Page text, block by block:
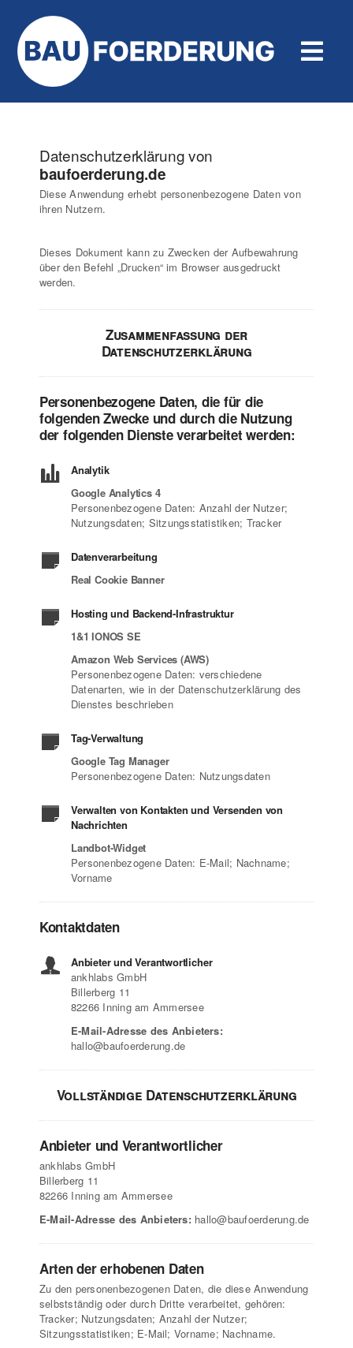
Inhalt
springen
Datenschutzerklärung von
baufoerderung.de
Diese Anwendung erhebt personenbezogene Daten von
ihren Nutzern.
Dieses Dokument kann zu Zwecken der Aufbewahrung
über den Befehl „Drucken“ im Browser ausgedruckt
werden.
Zusammenfassung der
Datenschutzerklärung
Personenbezogene Daten, die für die
folgenden Zwecke und durch die Nutzung
der folgenden Dienste verarbeitet werden:
Analytik
Google Analytics 4
Personenbezogene Daten: Anzahl der Nutzer;
Nutzungsdaten; Sitzungsstatistiken; Tracker
Datenverarbeitung
Real Cookie Banner
Hosting und Backend-Infrastruktur
1&1 IONOS SE
Amazon Web Services (AWS)
Personenbezogene Daten: verschiedene
Datenarten, wie in der Datenschutzerklärung des
Dienstes beschrieben
Tag-Verwaltung
Google Tag Manager
Personenbezogene Daten: Nutzungsdaten
Verwalten von Kontakten und Versenden von
Nachrichten
Landbot-Widget
Personenbezogene Daten: E-Mail; Nachname;
Vorname
Kontaktdaten
Anbieter und Verantwortlicher
ankhlabs GmbH
Billerberg 11
82266 Inning am Ammersee
E-Mail-Adresse des Anbieters:
hallo@baufoerderung.de
Vollständige Datenschutzerklärung
Anbieter und Verantwortlicher
ankhlabs GmbH
Billerberg 11
82266 Inning am Ammersee
E-Mail-Adresse des Anbieters: hallo@baufoerderung.de
Arten der erhobenen Daten
Zu den personenbezogenen Daten, die diese Anwendung
selbstständig oder durch Dritte verarbeitet, gehören:
Tracker; Nutzungsdaten; Anzahl der Nutzer;
Sitzungsstatistiken; E-Mail; Vorname; Nachname.